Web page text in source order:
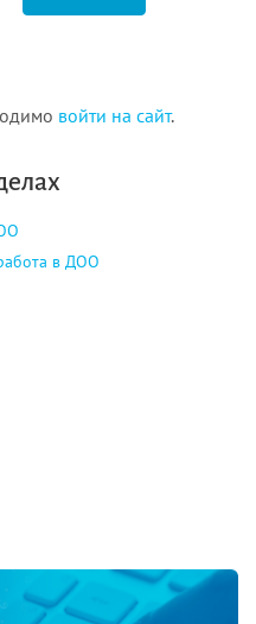
войти на сайт.
в ДОО